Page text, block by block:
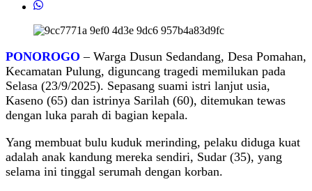
PONOROGO – Warga Dusun Sedandang, Desa Pomahan,
Kecamatan Pulung, diguncang tragedi memilukan pada
Selasa (23/9/2025). Sepasang suami istri lanjut usia,
Kaseno (65) dan istrinya Sarilah (60), ditemukan tewas
dengan luka parah di bagian kepala.
Yang membuat bulu kuduk merinding, pelaku diduga kuat
adalah anak kandung mereka sendiri, Sudar (35), yang
selama ini tinggal serumah dengan korban.